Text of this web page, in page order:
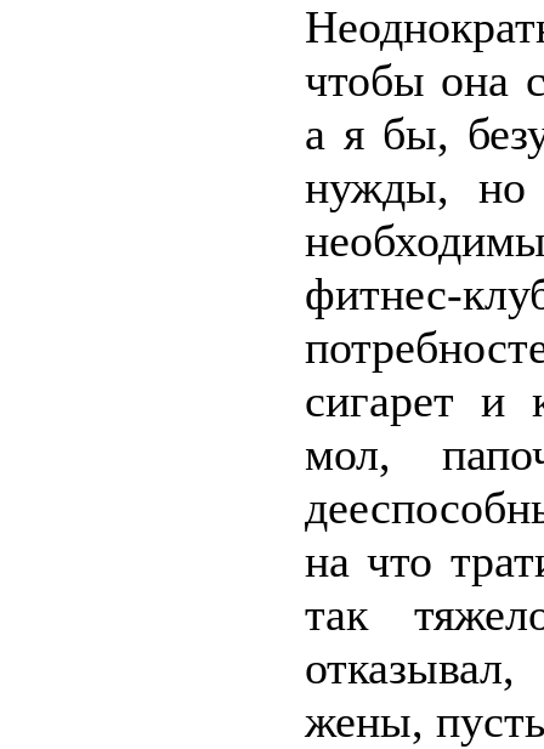
чтобы она
а я бы,
нужды, но
фитнес-
сигарет и
мол,
на что
так
жены,